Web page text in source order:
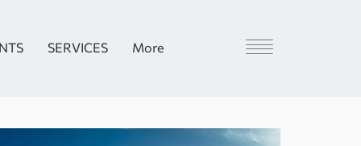
SERVICES More